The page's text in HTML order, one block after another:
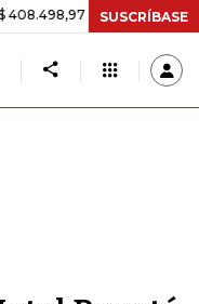
+$ 8.753,81 +2,19%
SUSCRÍBASE